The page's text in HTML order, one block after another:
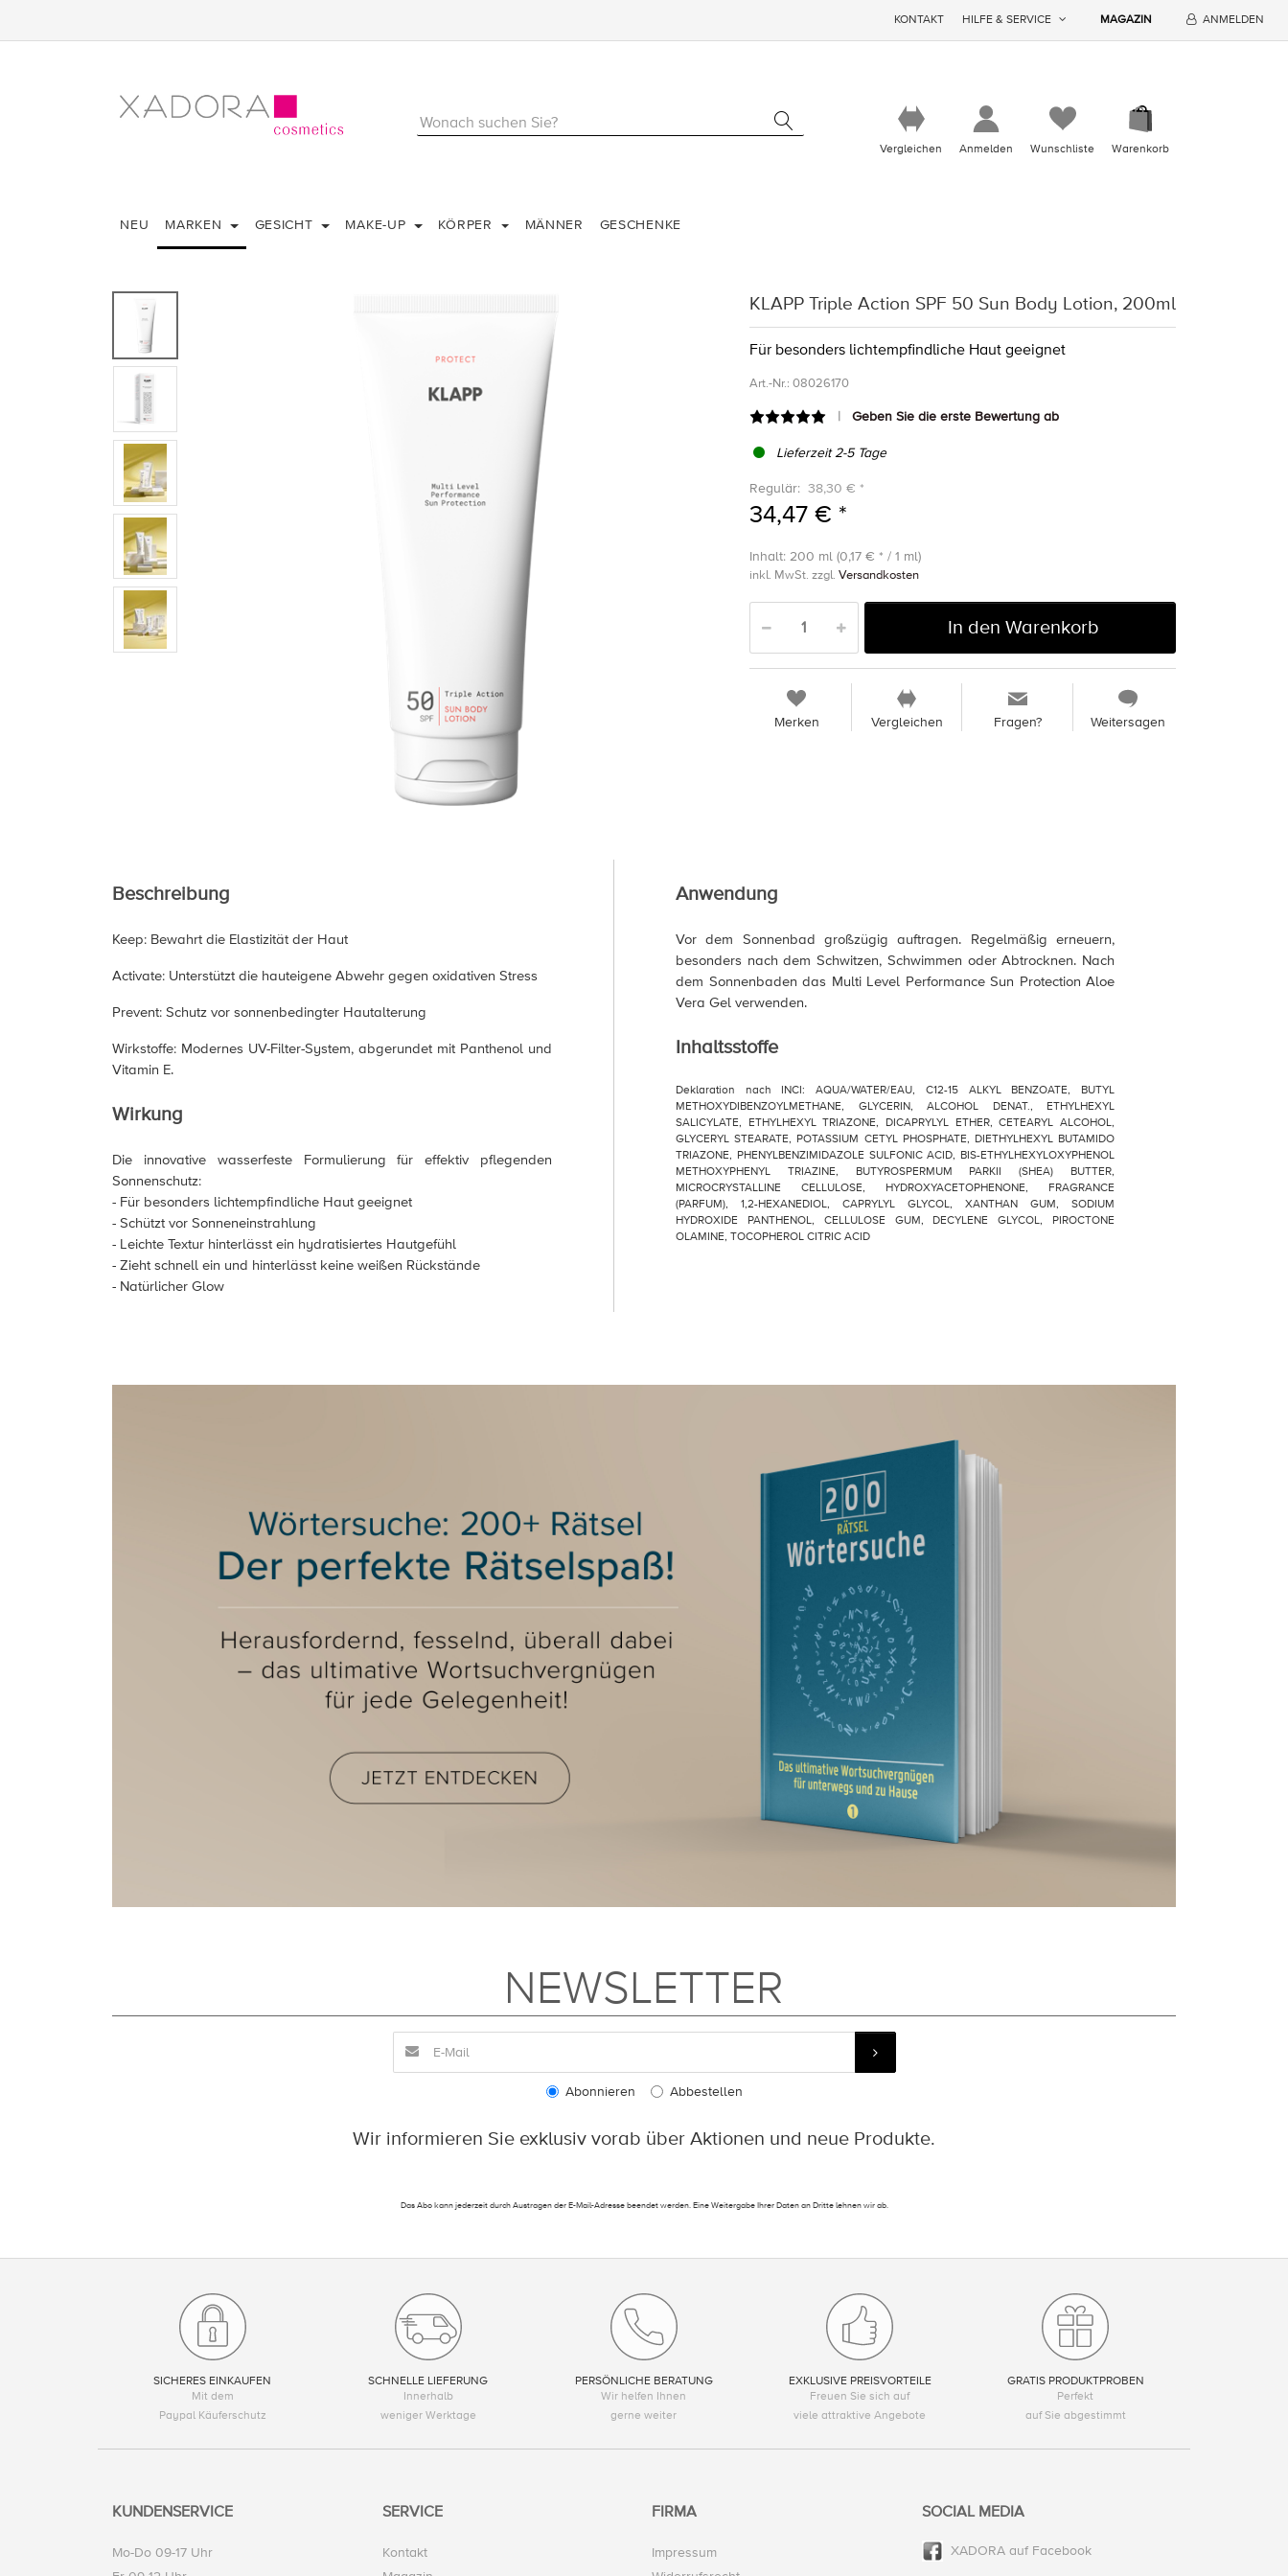
KONTAKT HILFE & SERVICE MAGAZIN ANMELDEN
Vergleichen Anmelden Wunschliste Warenkorb
NEU MARKEN GESICHT MAKE-UP KÖRPER MÄNNER GESCHENKE
KLAPP Triple Action SPF 50 Sun Body Lotion, 200ml
Für besonders lichtempfindliche Haut geeignet
Art.-Nr.: 08026170
Geben Sie die erste Bewertung ab
Lieferzeit 2-5 Tage
Regulär: 38,30 € *
34,47 € *
Inhalt: 200 ml (0,17 € * / 1 ml)
inkl. MwSt. zzgl. Versandkosten
In den Warenkorb
Merken Vergleichen Fragen? Weitersagen
Beschreibung
Keep: Bewahrt die Elastizität der Haut
Activate: Unterstützt die hauteigene Abwehr gegen oxidativen Stress
Prevent: Schutz vor sonnenbedingter Hautalterung
Wirkstoffe: Modernes UV-Filter-System, abgerundet mit Panthenol und
Vitamin E.
Wirkung
Die innovative wasserfeste Formulierung für effektiv pflegenden
Sonnenschutz:
- Für besonders lichtempfindliche Haut geeignet
- Schützt vor Sonneneinstrahlung
- Leichte Textur hinterlässt ein hydratisiertes Hautgefühl
- Zieht schnell ein und hinterlässt keine weißen Rückstände
- Natürlicher Glow
Anwendung
Vor dem Sonnenbad großzügig auftragen. Regelmäßig erneuern,
besonders nach dem Schwitzen, Schwimmen oder Abtrocknen. Nach
dem Sonnenbaden das Multi Level Performance Sun Protection Aloe
Vera Gel verwenden.
Inhaltsstoffe
Deklaration nach INCI: AQUA/WATER/EAU, C12-15 ALKYL BENZOATE, BUTYL
METHOXYDIBENZOYLMETHANE, GLYCERIN, ALCOHOL DENAT., ETHYLHEXYL
SALICYLATE, ETHYLHEXYL TRIAZONE, DICAPRYLYL ETHER, CETEARYL ALCOHOL,
GLYCERYL STEARATE, POTASSIUM CETYL PHOSPHATE, DIETHYLHEXYL BUTAMIDO
TRIAZONE, PHENYLBENZIMIDAZOLE SULFONIC ACID, BIS-ETHYLHEXYLOXYPHENOL
METHOXYPHENYL TRIAZINE, BUTYROSPERMUM PARKII (SHEA) BUTTER,
MICROCRYSTALLINE CELLULOSE, HYDROXYACETOPHENONE, FRAGRANCE
(PARFUM), 1,2-HEXANEDIOL, CAPRYLYL GLYCOL, XANTHAN GUM, SODIUM
HYDROXIDE PANTHENOL, CELLULOSE GUM, DECYLENE GLYCOL, PIROCTONE
OLAMINE, TOCOPHEROL CITRIC ACID
NEWSLETTER
Abonnieren Abbestellen
Wir informieren Sie exklusiv vorab über Aktionen und neue Produkte.
Das Abo kann jederzeit durch Austragen der E-Mail-Adresse beendet werden. Eine Weitergabe Ihrer Daten an Dritte lehnen wir ab.
SICHERES EINKAUFEN
Mit dem
Paypal Käuferschutz
SCHNELLE LIEFERUNG
Innerhalb
weniger Werktage
PERSÖNLICHE BERATUNG
Wir helfen Ihnen
gerne weiter
EXKLUSIVE PREISVORTEILE
Freuen Sie sich auf
viele attraktive Angebote
GRATIS PRODUKTPROBEN
Perfekt
auf Sie abgestimmt
KUNDENSERVICE
Mo-Do 09-17 Uhr
SERVICE
Kontakt
FIRMA
Impressum
SOCIAL MEDIA
XADORA auf Facebook